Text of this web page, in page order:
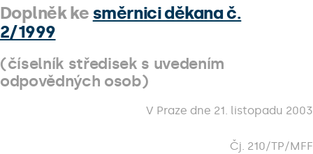
Doplněk ke směrnici děkana č.
2/1999
(číselník středisek s uvedením
odpovědných osob)
V Praze dne 21. listopadu 2003
Čj. 210/TP/MFF